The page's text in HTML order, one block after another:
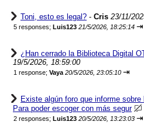
Toni, esto es legal? - Cris 23/11/
5 responses; Luis123 21/5/2026, 18:25:14 ⇥
¿Han cerrado la Biblioteca Digital
19/5/2026, 18:59:00
1 response; Vaya 20/5/2026, 23:05:10 ⇥
Existe algún foro que informe
Para poder escoger con más segur
2 responses; Luis123 20/5/2026, 13:23:03 ⇥